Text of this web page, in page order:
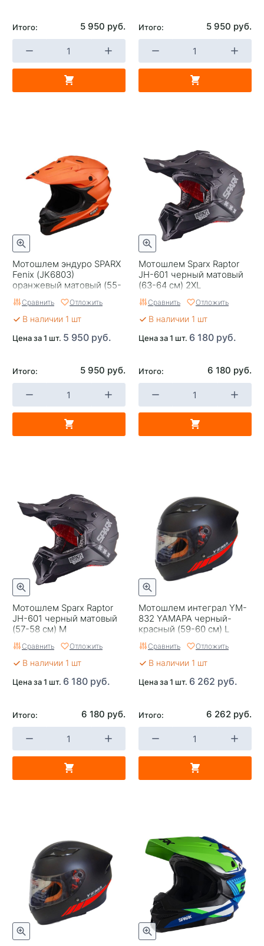
Итого: 5 950 руб. Итого: 5 950 руб.
Мотошлем эндуро SPARX
Fenix (JK6803)
оранжевый матовый (55-
56 см) S
Сравнить Отложить
В наличии 1 шт
Цена за 1 шт. 5 950 руб.
Итого: 5 950 руб.
Мотошлем Sparx Raptor
JH-601 черный матовый
(63-64 см) 2XL
Сравнить Отложить
В наличии 1 шт
Цена за 1 шт. 6 180 руб.
Итого: 6 180 руб.
Мотошлем Sparx Raptor
JH-601 черный матовый
(57-58 см) M
Сравнить Отложить
В наличии 1 шт
Цена за 1 шт. 6 180 руб.
Итого: 6 180 руб.
Мотошлем интеграл YM-
832 YAMAPA черный-
красный (59-60 см) L
Сравнить Отложить
В наличии 1 шт
Цена за 1 шт. 6 262 руб.
Итого: 6 262 руб.